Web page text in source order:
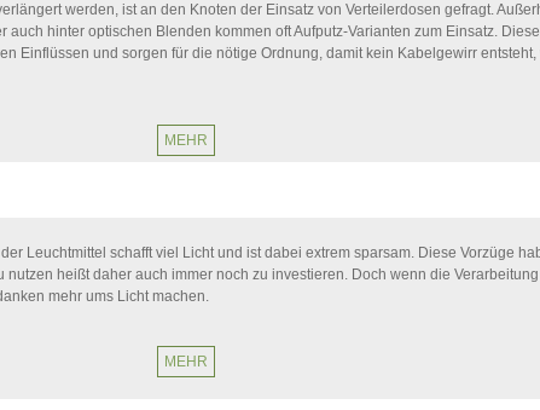
werden, ist an den Knoten der Einsatz von Verteilerdosen gefragt.
auch hinter optischen Blenden kommen oft Aufputz-Varianten zum Einsatz. Diese
Einflüssen und sorgen für die nötige Ordnung, damit kein Kabelgewirr entsteht,
MEHR
Leuchtmittel schafft viel Licht und ist dabei extrem sparsam. Diese Vorzüge
heißt daher auch immer noch zu investieren. Doch wenn die
mehr ums Licht machen.
MEHR